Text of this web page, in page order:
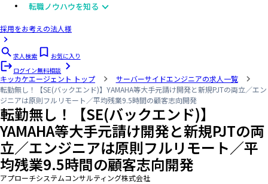
転職ノウハウを知る
採用をお考えの法人様
求人検索
お気に入り
ログイン無料相談
キッカケエージェント トップ
サーバーサイドエンジニアの求人一覧
転勤無し！【SE(バックエンド)】YAMAHA等大手元請け開発と新規PJTの両立／エン
ジニアは原則フルリモート／平均残業9.5時間の顧客志向開発
転勤無し！【SE(バックエンド)】
YAMAHA等大手元請け開発と新規PJTの両
立／エンジニアは原則フルリモート／平
均残業9.5時間の顧客志向開発
アプローチシステムコンサルティング株式会社